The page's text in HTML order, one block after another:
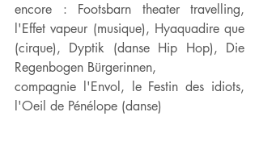
encore : Footsbarn theater travelling,
l'Effet vapeur (musique), Hyaquadire que
(cirque), Dyptik (danse Hip Hop), Die
Regenbogen Bürgerinnen,
compagnie l'Envol, le Festin des idiots,
l'Oeil de Pénélope (danse)